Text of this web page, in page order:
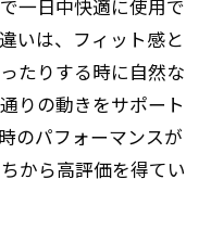
一日中快適に使用で
いは、フィット感と
たりする時に自然な
りの動きをサポート
のパフォーマンスが
から高評価を得てい